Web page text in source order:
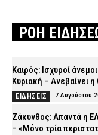
ΡΟΗ
Καιρός: Ισχυροί
Κυριακή – Ανεβαίνει
ΕΙΔΗΣΕΙΣ 7 Αυγούστου
Ζάκυνθος: Απαντά η
– «Μόνο τρία